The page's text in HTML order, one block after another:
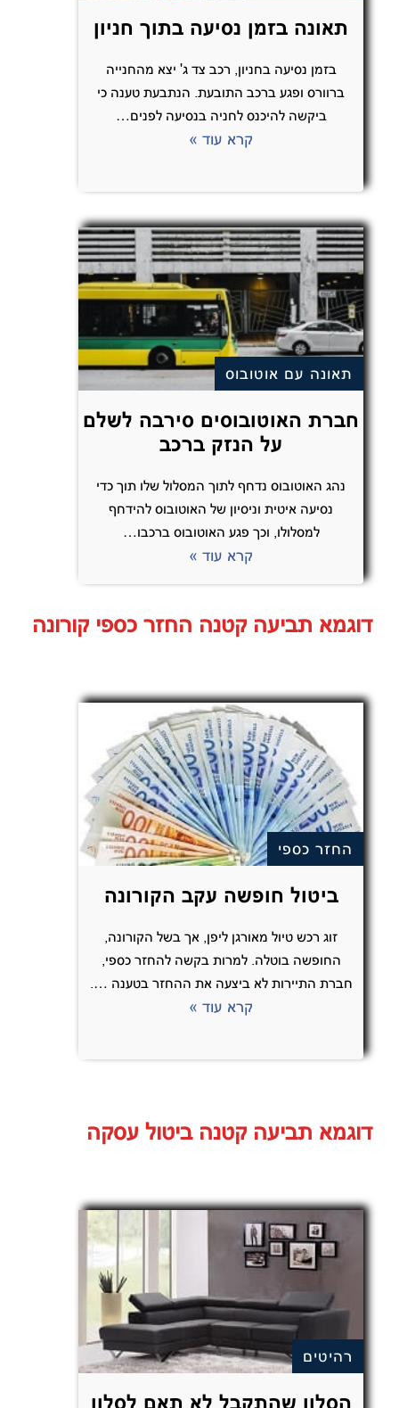
תאונה בזמן נסיעה בתוך חניון
בזמן נסיעה בחניון, רכב צד ג' יצא מהחנייה
ברוורס ופגע ברכב התובעת. הנתבעת טענה כי
ביקשה להיכנס לחניה בנסיעה לפנים…
קרא עוד »
תאונה עם אוטובוס
חברת האוטובוסים סירבה לשלם
על הנזק ברכב
נהג האוטובוס נדחף לתוך המסלול שלו תוך כדי
נסיעה איטית וניסיון של האוטובוס להידחף
למסלולו, וכך פגע האוטובוס ברכבו…
קרא עוד »
דוגמא תביעה קטנה החזר כספי קורונה
החזר כספי
ביטול חופשה עקב הקורונה
זוג רכש טיול מאורגן ליפן, אך בשל הקורונה,
החופשה בוטלה. למרות בקשה להחזר כספי,
חברת התיירות לא ביצעה את ההחזר בטענה ….
קרא עוד »
דוגמא תביעה קטנה ביטול עסקה
רהיטים